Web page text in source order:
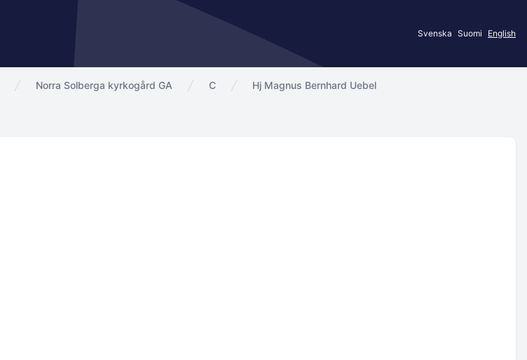
Svenska Suomi English
Norra Solberga kyrkogård GA C Hj Magnus Bernhard Uebel